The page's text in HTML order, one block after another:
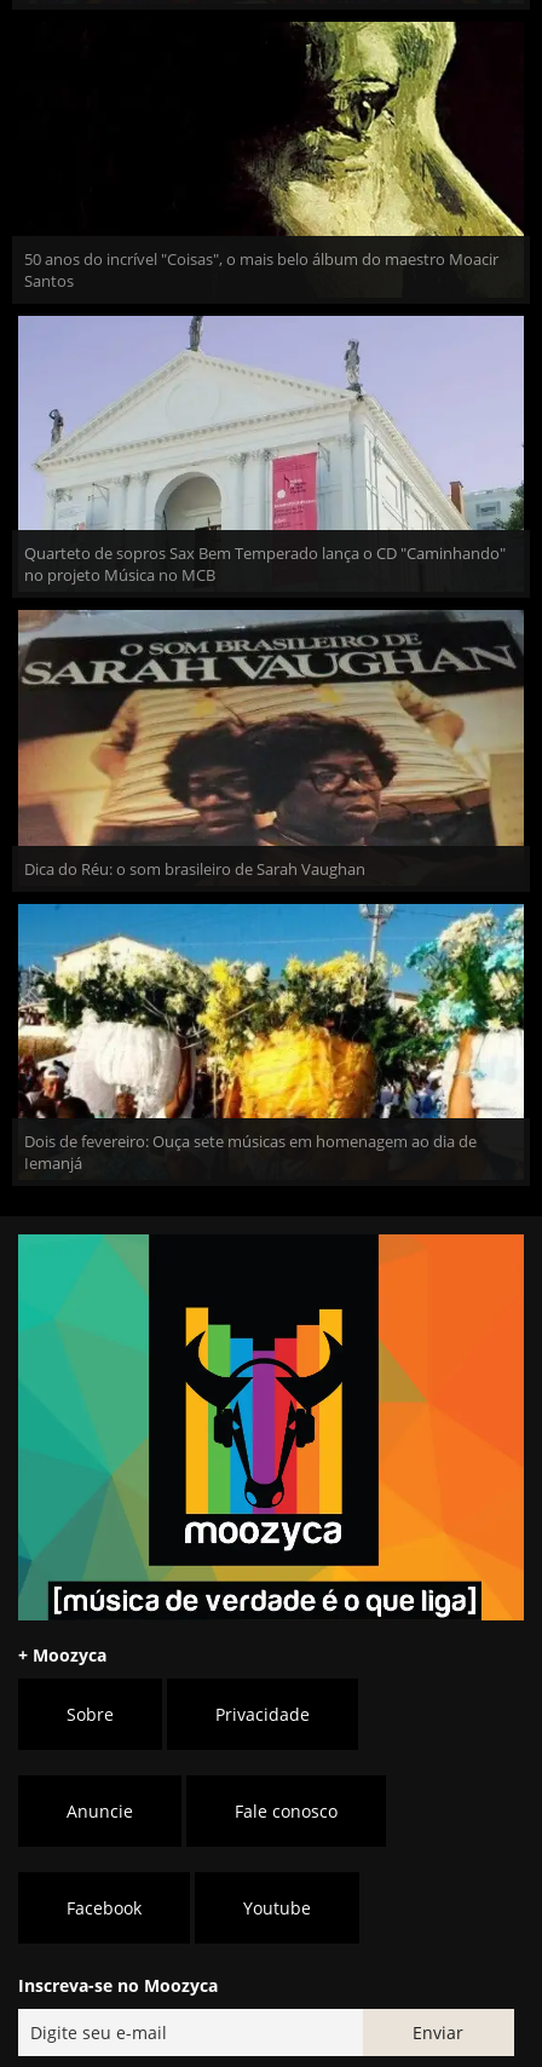
50 anos do incrível "Coisas", o mais belo álbum do maestro Moacir
Santos
Quarteto de sopros Sax Bem Temperado lança o CD "Caminhando"
no projeto Música no MCB
Dica do Réu: o som brasileiro de Sarah Vaughan
Dois de fevereiro: Ouça sete músicas em homenagem ao dia de
Iemanjá
+ Moozyca
Sobre Privacidade
Anuncie Fale conosco
Facebook Youtube
Inscreva-se no Moozyca